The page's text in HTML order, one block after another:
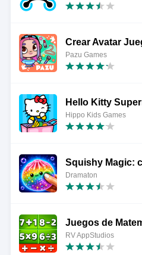
Crear Avatar
Pazu Games
Hello Kitty
Hippo Kids Games
Squishy Magic:
Dramaton
Juegos de
RV AppStudios